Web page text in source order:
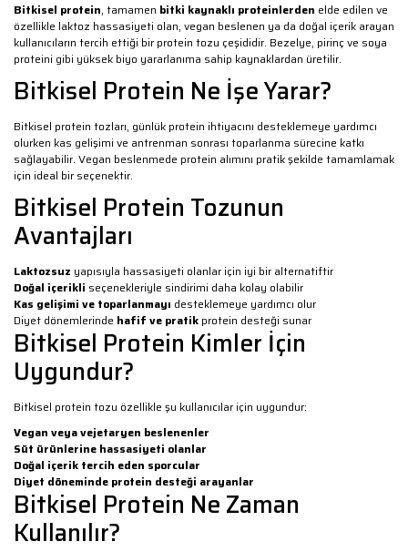
Bitkisel protein, tamamen bitki kaynaklı proteinlerden elde edilen ve
özellikle laktoz hassasiyeti olan, vegan beslenen ya da doğal içerik arayan
kullanıcıların tercih ettiği bir protein tozu çeşididir. Bezelye, pirinç ve soya
proteini gibi yüksek biyo yararlanıma sahip kaynaklardan üretilir.
Bitkisel Protein Ne İşe Yarar?
Bitkisel protein tozları, günlük protein ihtiyacını desteklemeye yardımcı
olurken kas gelişimi ve antrenman sonrası toparlanma sürecine katkı
sağlayabilir. Vegan beslenmede protein alımını pratik şekilde tamamlamak
için ideal bir seçenektir.
Bitkisel Protein Tozunun
Avantajları
Laktozsuz yapısıyla hassasiyeti olanlar için iyi bir alternatiftir
Doğal içerikli seçenekleriyle sindirimi daha kolay olabilir
Kas gelişimi ve toparlanmayı desteklemeye yardımcı olur
Diyet dönemlerinde hafif ve pratik protein desteği sunar
Bitkisel Protein Kimler İçin
Uygundur?
Bitkisel protein tozu özellikle şu kullanıcılar için uygundur:
Vegan veya vejetaryen beslenenler
Süt ürünlerine hassasiyeti olanlar
Doğal içerik tercih eden sporcular
Diyet döneminde protein desteği arayanlar
Bitkisel Protein Ne Zaman
Kullanılır?